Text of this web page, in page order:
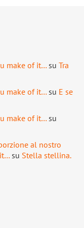
make of it… su Tra
make of it… su E se
make of it… su
al nostro
su Stella stellina.